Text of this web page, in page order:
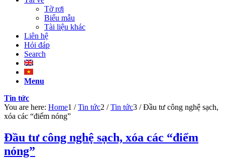
Tờ rơi
Biểu mẫu
Tài liệu khác
Liên hệ
Hỏi đáp
Search
Menu
Tin tức
You are here: Home1 / Tin tức2 / Tin tức3 / Đầu tư công nghệ sạch,
xóa các “điểm nóng”
Đầu tư công nghệ sạch, xóa các “điểm
nóng”